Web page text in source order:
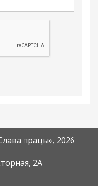
працы», 2026
2А